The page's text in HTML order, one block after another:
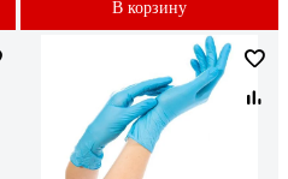
В корзину